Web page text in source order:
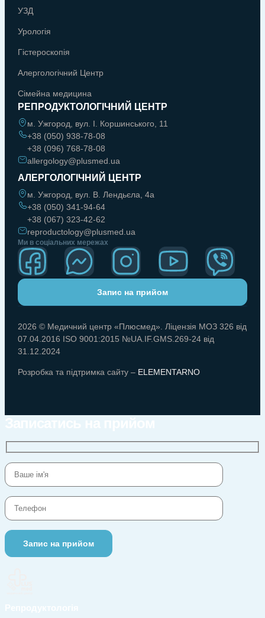
УЗД
Урологія
Гістероскопія
Алергологічний Центр
Сімейна медицина
РЕПРОДУКТОЛОГІЧНИЙ ЦЕНТР
м. Ужгород, вул. І. Коршинського, 11
+38 (050) 938-78-08
+38 (096) 768-78-08
allergology@plusmed.ua
АЛЕРГОЛОГІЧНИЙ ЦЕНТР
м. Ужгород, вул. В. Лендьєла, 4а
+38 (050) 341-94-64
+38 (067) 323-42-62
reproductology@plusmed.ua
Ми в соціальних мережах
Запис на прийом
2026 © Медичний центр «Плюсмед». Ліцензія МОЗ 326 від
07.04.2016 ISO 9001:2015 №UA.IF.GMS.269-24 від
31.12.2024
Розробка та підтримка сайту – ELEMENTARNO